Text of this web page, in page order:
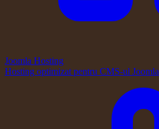
Joomla Hosting
Hosting optimizat pentru CMS-ul Joomla